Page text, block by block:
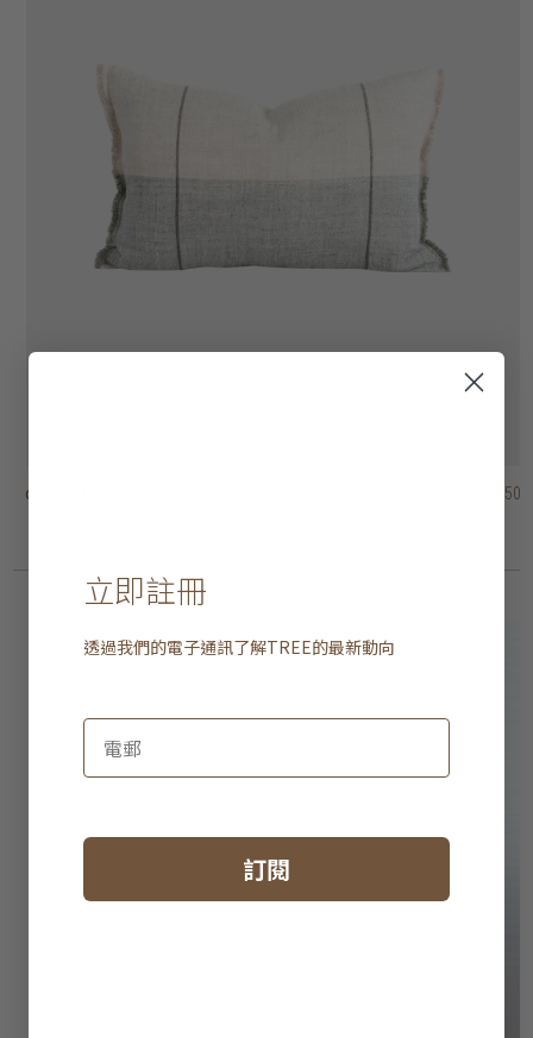
oliver 咕𠱸 HK$1,150
frankton cushion HK$1,150
cyprian 咕𠱸 - 方型 HK$1,150
woodhill 長型咕𠱸 HK$1,250
turner 咕𠱸 HK$1,050
hugo 咕𠱸 HK$1,250
環形條紋咕𠱸 - 長方型 HK$995
幾何針織咕𠱸 - 長方型 HK$895
雙色咕𠱸 - 長方型 HK$895
咕𠱸 - 長方型 HK$895
立即註冊
透過我們的電子通訊了解TREE的最新動向
訂閱